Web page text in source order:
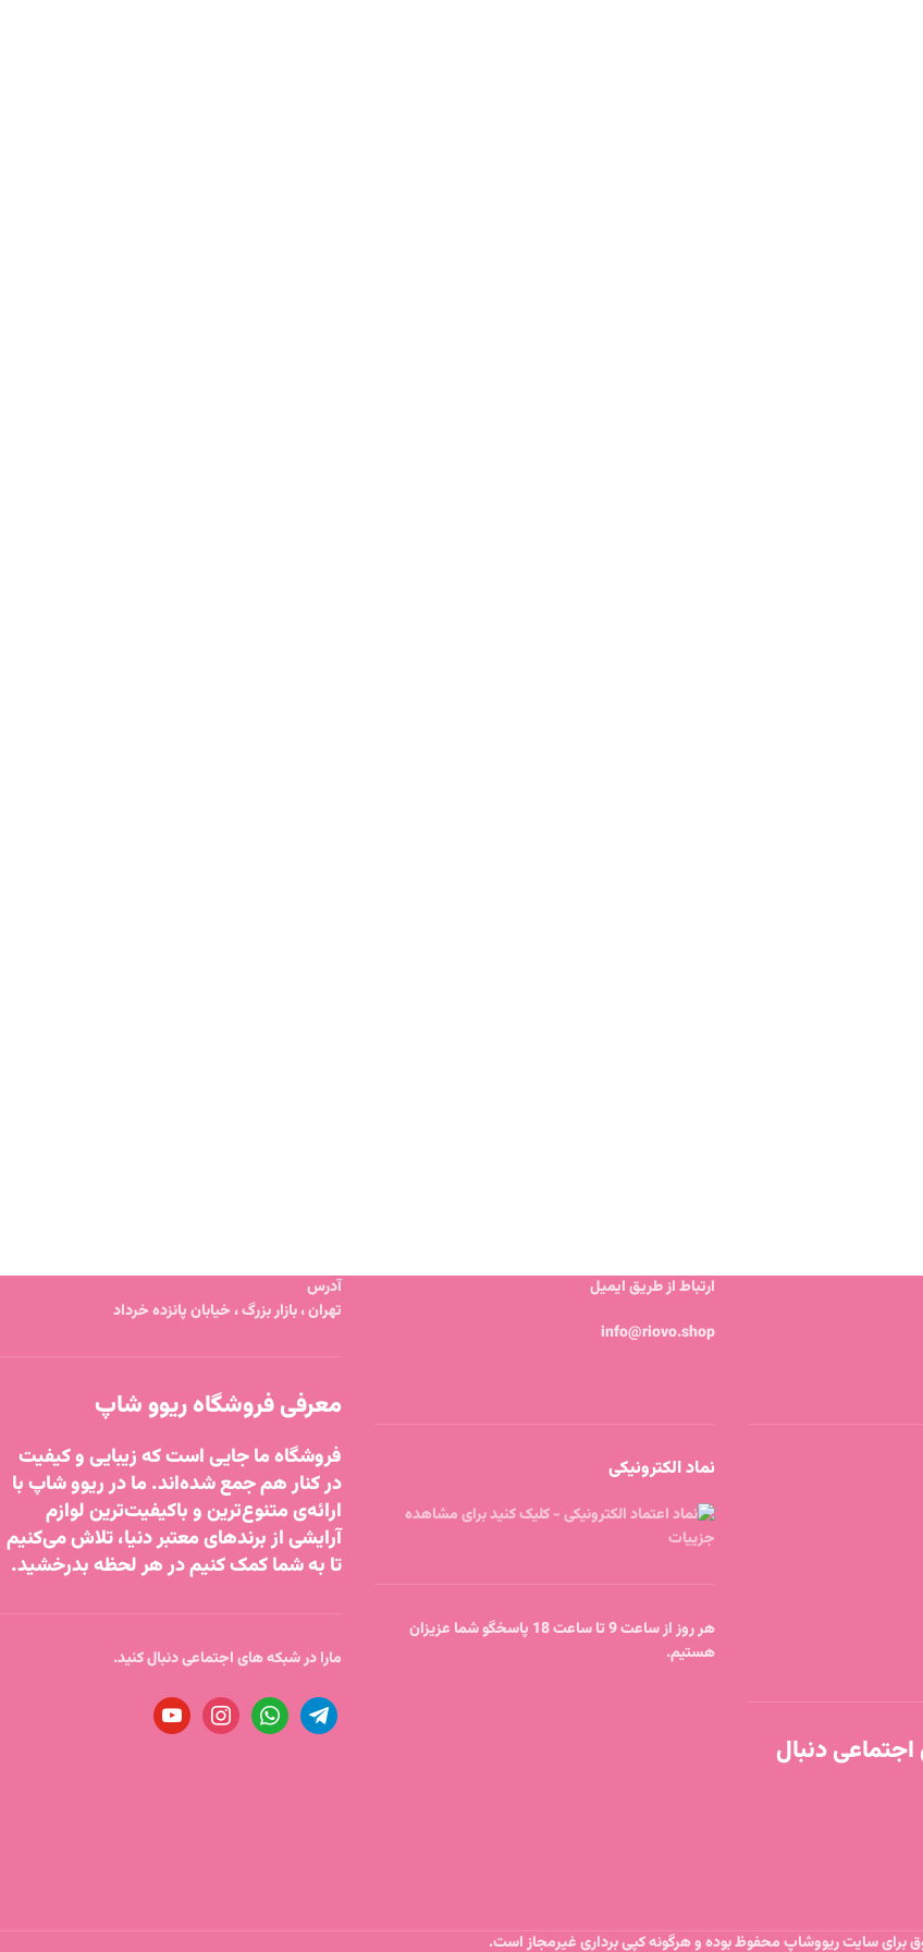
دنبال
ارتباط از طریق ایمیل
info@riovo.shop
نماد الکترونیکی
هر روز از ساعت 9 تا ساعت 18 پاسخگو شما عزیزان
هستیم.
آدرس
تهران ، بازار بزرگ ، خیابان پانزده خرداد
معرفی فروشگاه ریوو شاپ
فروشگاه ما جایی است که زیبایی و کیفیت
در کنار هم جمع شده‌اند. ما در ریوو شاپ با
ارائه‌ی متنوع‌ترین و باکیفیت‌ترین لوازم
آرایشی از برندهای معتبر دنیا، تلاش می‌کنیم
تا به شما کمک کنیم در هر لحظه بدرخشید.
مارا در شبکه های اجتماعی دنبال کنید.
برای سایت ریووشاپ محفوظ بوده و هرگونه کپی برداری غیرمجاز است.